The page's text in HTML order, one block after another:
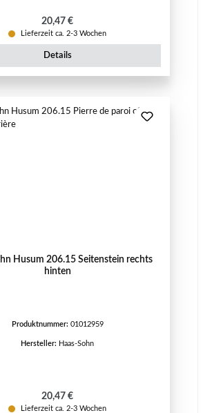
Regulärer Preis:
20,47 €
Lieferzeit ca. 2-3 Wochen
Details
Husum 206.15 Seitenstein rechts
hinten
Produktnummer: 01012959
Hersteller: Haas-Sohn
Regulärer Preis:
20,47 €
Lieferzeit ca. 2-3 Wochen